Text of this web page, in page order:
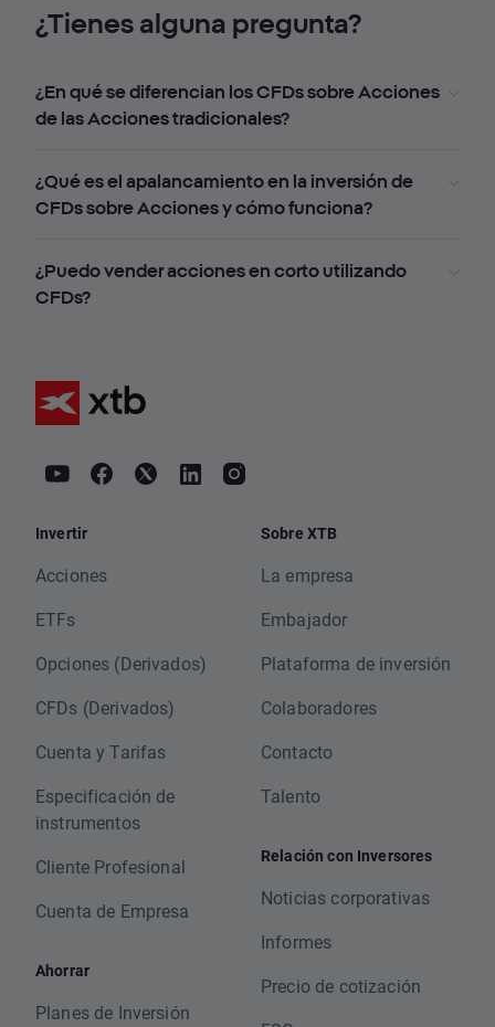
¿Tienes alguna pregunta?
¿En qué se diferencian los CFDs sobre Acciones
de las Acciones tradicionales?
¿Qué es el apalancamiento en la inversión de
CFDs sobre Acciones y cómo funciona?
¿Puedo vender acciones en corto utilizando
CFDs?
Invertir
Acciones
ETFs
Opciones (Derivados)
CFDs (Derivados)
Cuenta y Tarifas
Especificación de
instrumentos
Cliente Profesional
Cuenta de Empresa
Ahorrar
Planes de Inversión
Sobre XTB
La empresa
Embajador
Plataforma de inversión
Colaboradores
Contacto
Talento
Relación con Inversores
Noticias corporativas
Informes
Precio de cotización